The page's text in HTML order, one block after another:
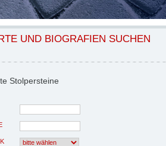
UND BIOGRAFIEN SUCHEN
Stolpersteine